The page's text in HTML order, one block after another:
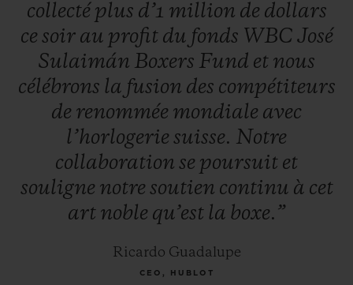
George Foreman, Oscar De la Hoya, Vitali
Klitschko, Jeff Fenech et Hozumi
Hasegawa. D’autres célébrités ont assisté à
l’évènement pour soutenir l’initiative,
notamment le musicien Carlos Santana
ainsi que la personnalité de la télévision
mexicaine, Jacky Bracamontes.
collecté plus d’1 million de dollars
ce soir au profit du fonds WBC José
Sulaimán Boxers Fund et nous
célébrons la fusion des compétiteurs
de renommée mondiale avec
l’horlogerie suisse. Notre
collaboration se poursuit et
souligne notre soutien continu à cet
art noble qu’est la boxe.”
Ricardo Guadalupe
CEO, HUBLOT